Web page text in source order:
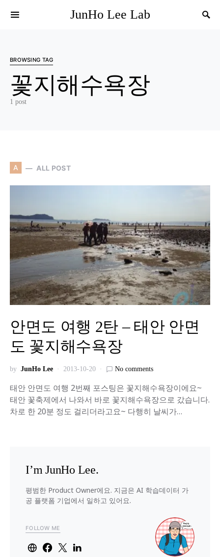
JunHo Lee Lab
BROWSING TAG
꽃지해수욕장
1 post
A ALL POST
안면도 여행 2탄 – 태안 안면
도 꽃지해수욕장
by JunHo Lee 2013-10-20 No comments
태안 안면도 여행 2번째 포스팅은 꽃지해수욕장이에요~
태안 꽃축제에서 나와서 바로 꽃지해수욕장으로 갔습니다.
차로 한 20분 정도 걸리더라고요~ 다행히 날씨가…
I’m JunHo Lee.
평범한 Product Owner에요. 지금은 AI 학습데이터 가
공 플랫폼 기업에서 일하고 있어요.
FOLLOW ME